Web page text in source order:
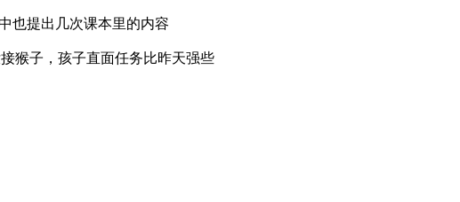
也提出几次课本里的内容
猴子，孩子直面任务比昨天强些